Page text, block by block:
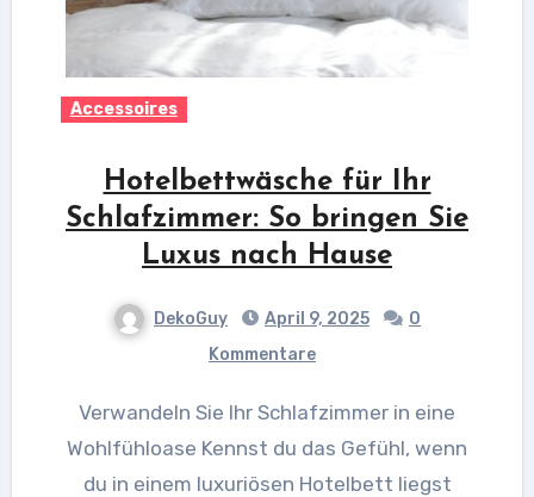
Accessoires
Hotelbettwäsche für Ihr
Schlafzimmer: So bringen Sie
Luxus nach Hause
DekoGuy April 9, 2025
0
Kommentare
Verwandeln Sie Ihr Schlafzimmer in eine
Wohlfühloase Kennst du das Gefühl, wenn
du in einem luxuriösen Hotelbett liegst